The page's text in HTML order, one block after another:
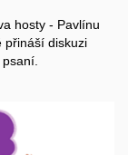
hosty - Pavlínu
přináší diskuzi